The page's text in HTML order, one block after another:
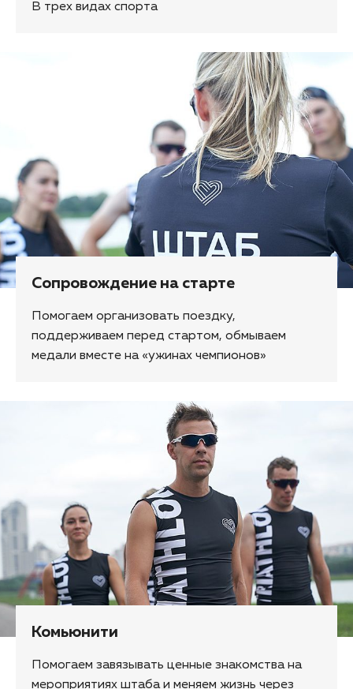
В трех видах спорта
Сопровождение на старте
Помогаем организовать поездку,
поддерживаем перед стартом, обмываем
медали вместе на «ужинах чемпионов»
Комьюнити
Помогаем завязывать ценные знакомства на
мероприятиях штаба и меняем жизнь через